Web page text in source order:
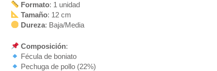
Formato: 1 unidad
Tamaño: 12 cm
Dureza: Baja/Media
Composición:
Fécula de boniato
Pechuga de pollo (22%)